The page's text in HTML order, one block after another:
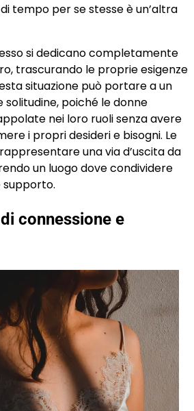
tempo per se stesse è un’altra
si dedicano completamente
trascurando le proprie esigenze
situazione può portare a un
solitudine, poiché le donne
nei loro ruoli senza avere
i propri desideri e bisogni. Le
una via d’uscita da
un luogo dove condividere
connessione e